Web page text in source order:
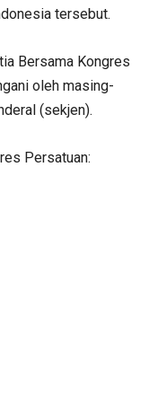
tersebut.
Bersama Kongres
oleh masing-
(sekjen).
Persatuan: